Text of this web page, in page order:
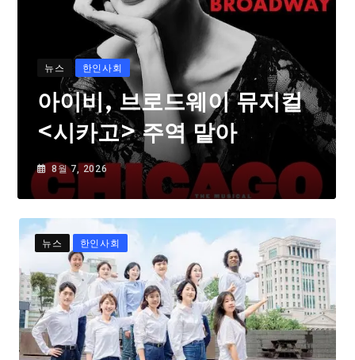
뉴스 한인사회
아이비, 브로드웨이 뮤지컬
<시카고> 주역 맡아
8월 7, 2026
뉴스 한인사회